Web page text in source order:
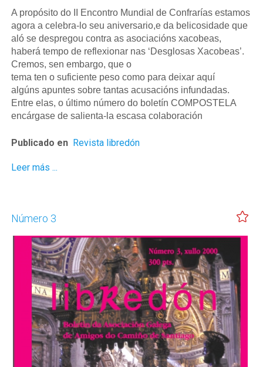
A propósito do II Encontro Mundial de Confrarías estamos
agora a celebra-lo seu aniversario,e da belicosidade que
aló se despregou contra as asociacións xacobeas,
haberá tempo de reflexionar nas ‘Desglosas Xacobeas’.
Cremos, sen embargo, que o
tema ten o suficiente peso como para deixar aquí
algúns apuntes sobre tantas acusacións infundadas.
Entre elas, o último número do boletín COMPOSTELA
encárgase de salienta-la escasa colaboración
Publicado en Revista libredón
Leer más ...
Número 3